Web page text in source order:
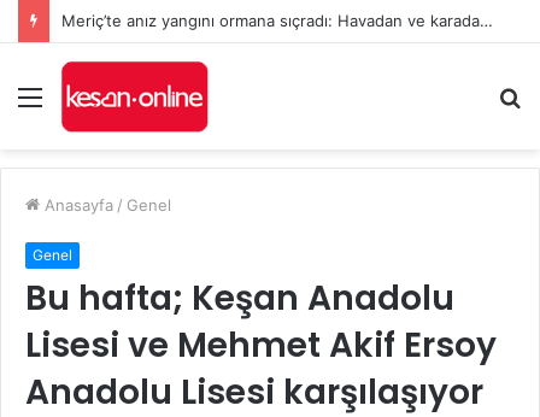
Meriç’te anız yangını ormana sıçradı: Havadan ve karadan müdahale sürüyor
Menü
...
Anasayfa / Genel
Genel
Bu hafta; Keşan Anadolu
Lisesi ve Mehmet Akif Ersoy
Anadolu Lisesi karşılaşıyor